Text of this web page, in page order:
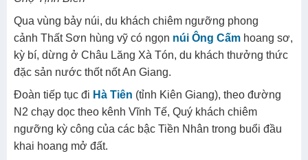
Qua vùng bảy núi, du khách chiêm ngưỡng phong
cảnh Thất Sơn hùng vỹ có ngọn
núi Ông Cấm
hoang sơ,
kỳ bí, dừng ở Châu Lăng Xà Tón, du khách thưởng thức
đặc sản nước thốt nốt An Giang.